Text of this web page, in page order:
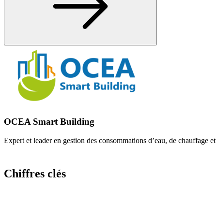
OCEA Smart Building
Expert et leader en gestion des consommations d’eau, de chauffage
Chiffres clés